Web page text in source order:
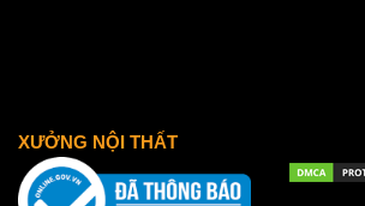
XƯỞNG NỘI THẤT